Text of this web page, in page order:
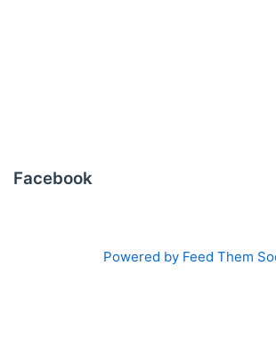
Facebook
Powered by Feed Them